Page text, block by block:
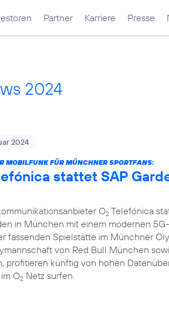
Partner Karriere Presse
2024
2024
MOBILFUNK FÜR MÜNCHNER SPORTFANS:
stattet SAP
O2 Telefónica
in München mit einem modernen
fassenden Spielstätte im Münchner
von Red Bull München
profitieren künftig von hohen
O2 Netz surfen.